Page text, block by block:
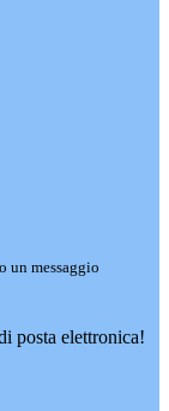
un messaggio
posta elettronica!